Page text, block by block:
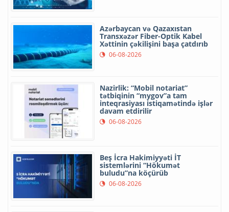
Azərbaycan və Qazaxıstan
Transxəzər Fiber-Optik Kabel
Xəttinin çəkilişini başa çatdırıb
06-08-2026
Nazirlik: “Mobil notariat”
tətbiqinin “mygov”a tam
inteqrasiyası istiqamətində işlər
davam etdirilir
06-08-2026
Beş İcra Hakimiyyəti İT
sistemlərini “Hökumət
buludu”na köçürüb
06-08-2026